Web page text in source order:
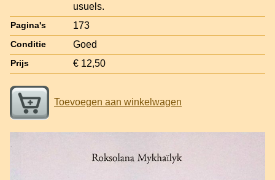
usuels.
Pagina's 173
Conditie Goed
Prijs € 12,50
Toevoegen aan winkelwagen